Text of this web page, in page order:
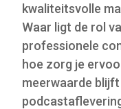
kwaliteitsvolle
Waar ligt de rol
professionele
hoe zorg je
meerwaarde